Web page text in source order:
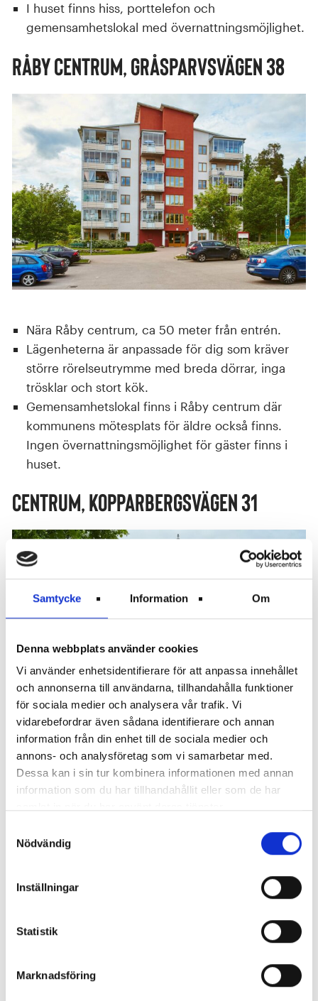
Samtycke Information Om
Denna webbplats använder cookies
Vi använder enhetsidentifierare för att anpassa innehållet
och annonserna till användarna, tillhandahålla funktioner
för sociala medier och analysera vår trafik. Vi
vidarebefordrar även sådana identifierare och annan
information från din enhet till de sociala medier och
annons- och analysföretag som vi samarbetar med.
Dessa kan i sin tur kombinera informationen med annan
information som du har tillhandahållit eller som de har
Nödvändig
Inställningar
Statistik
Marknadsföring
I huset finns hiss, porttelefon och
gemensamhetslokal med övernattningsmöjlighet.
RÅby Centrum, Gråsparvsvägen 38
Nära Råby centrum, ca 50 meter från entrén.
Lägenheterna är anpassade för dig som kräver
större rörelseutrymme med breda dörrar, inga
trösklar och stort kök.
Gemensamhetslokal finns i Råby centrum där
kommunens mötesplats för äldre också finns.
Ingen övernattningsmöjlighet för gäster finns i
huset.
Centrum, Kopparbergsvägen 31
Centrum ligger alldeles runt hörnet, med
aktiviteter, shopping och service.
Gemensamhetslokal och övernattningsrum finns i
Skultuna, Aluminiumvägen 1